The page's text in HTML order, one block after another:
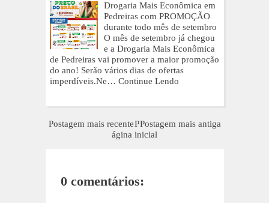
Drogaria Mais Econômica em
Pedreiras com PROMOÇÃO
durante todo mês de setembro
O mês de setembro já chegou
e a Drogaria Mais Econômica
de Pedreiras vai promover a maior promoção
do ano! Serão vários dias de ofertas
imperdíveis.Ne… Continue Lendo
Postagem mais recente Postagem mais antiga
P
ágina inicial
0 comentários: